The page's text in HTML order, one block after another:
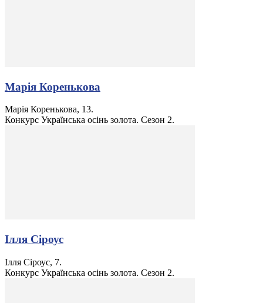
Марія Коренькова
Марія Коренькова, 13.
Конкурс Українська осінь золота. Сезон 2.
Ілля Сіроус
Ілля Сіроус, 7.
Конкурс Українська осінь золота. Сезон 2.